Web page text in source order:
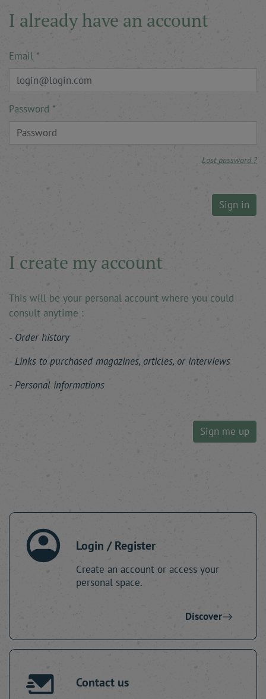
I already have an account
Email
Password
Lost password ?
Sign in
I create my account
This will be your personal account where you could
consult anytime :
Order history
Links to purchased magazines, articles, or interviews
Personal informations
Sign me up
Login / Register
Create an account or access your
personal space.
Discover
Contact us